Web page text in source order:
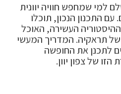
למי שמחפש חוויה יוונית
התכנון הנכון, תוכלו
העשירה, האוכל
תראקיה. המדריך המעשי
לתכנן את החופשה
של צפון יוון.